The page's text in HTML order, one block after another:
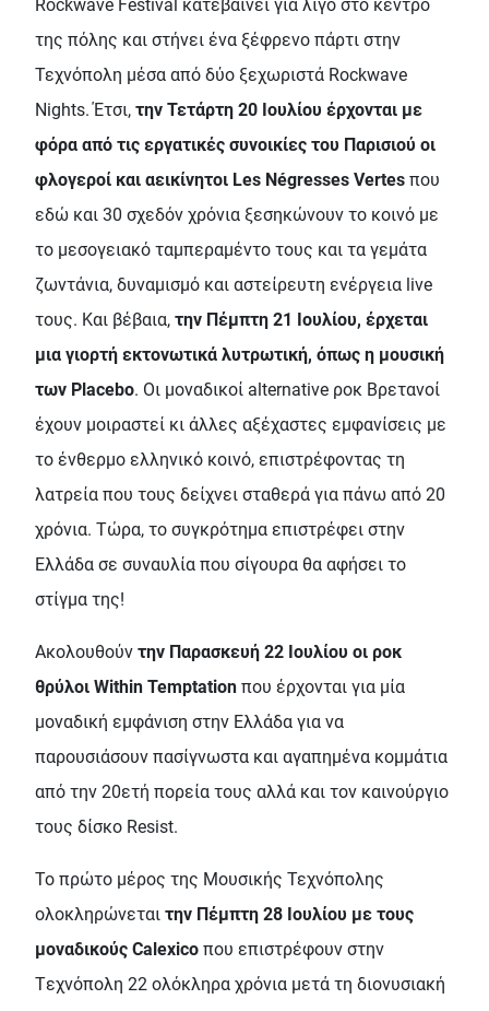
Rockwave Festival κατεβαίνει για λίγο στο κέντρο
της πόλης και στήνει ένα ξέφρενο πάρτι στην
Τεχνόπολη μέσα από δύο ξεχωριστά Rockwave
Nights. Έτσι, την Τετάρτη 20 Ιουλίου έρχονται με
φόρα από τις εργατικές συνοικίες του Παρισιού οι
φλογεροί και αεικίνητοι Les Négresses Vertes που
εδώ και 30 σχεδόν χρόνια ξεσηκώνουν το κοινό με
το μεσογειακό ταμπεραμέντο τους και τα γεμάτα
ζωντάνια, δυναμισμό και αστείρευτη ενέργεια live
τους. Και βέβαια, την Πέμπτη 21 Ιουλίου, έρχεται
μια γιορτή εκτονωτικά λυτρωτική, όπως η μουσική
των Placebo. Οι μοναδικοί alternative ροκ Βρετανοί
έχουν μοιραστεί κι άλλες αξέχαστες εμφανίσεις με
το ένθερμο ελληνικό κοινό, επιστρέφοντας τη
λατρεία που τους δείχνει σταθερά για πάνω από 20
χρόνια. Τώρα, το συγκρότημα επιστρέφει στην
Ελλάδα σε συναυλία που σίγουρα θα αφήσει το
στίγμα της!
Ακολουθούν την Παρασκευή 22 Ιουλίου οι ροκ
θρύλοι Within Temptation που έρχονται για μία
μοναδική εμφάνιση στην Ελλάδα για να
παρουσιάσουν πασίγνωστα και αγαπημένα κομμάτια
από την 20ετή πορεία τους αλλά και τον καινούργιο
τους δίσκο Resist.
Το πρώτο μέρος της Μουσικής Τεχνόπολης
ολοκληρώνεται την Πέμπτη 28 Ιουλίου με τους
μοναδικούς Calexico που επιστρέφουν στην
Tεχνόπολη 22 ολόκληρα χρόνια μετά τη διονυσιακή